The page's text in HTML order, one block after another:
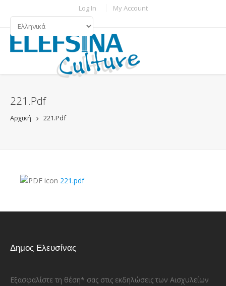
Παράκαμψη προς το κυρίως περιεχόμενο
Log In My Account
ΓΛΏΣΣΕΣ
221.pdf
Αρχική 221.pdf
221.pdf
Δημος Ελευσίνας
Εξασφαλίστε τη θέση* σας στις εκδηλώσεις των Αισχυλείων